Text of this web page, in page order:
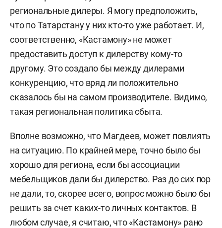
региональные дилеры. Я могу предположить,
что по Татарстану у них кто-то уже работает. И,
соответственно, «Кастамону» не может
предоставить доступ к дилерству кому-то
другому. Это создало бы между дилерами
конкуренцию, что вряд ли положительно
сказалось бы на самом производителе. Видимо,
такая региональная политика сбыта.
Вполне возможно, что Магдеев, может повлиять
на ситуацию. По крайней мере, точно было бы
хорошо для региона, если бы ассоциации
мебельщиков дали бы дилерство. Раз до сих пор
не дали, то, скорее всего, вопрос можно было бы
решить за счет каких-то личных контактов. В
любом случае, я считаю, что «Кастамону» рано